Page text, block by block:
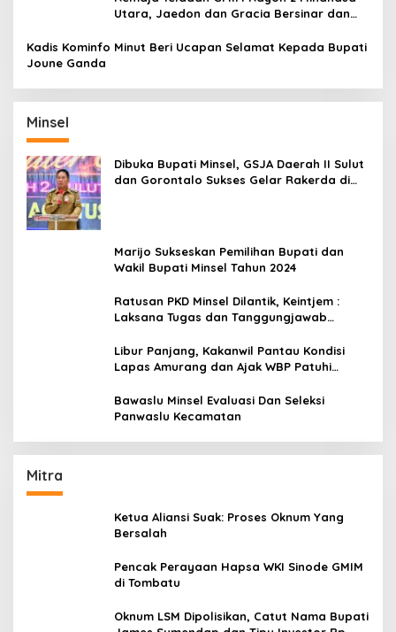
Utara, Jaedon dan Gracia Bersinar dan
Kadis Kominfo Minut Beri Ucapan Selamat Kepada Bupati
Joune Ganda
Minsel
Dibuka Bupati Minsel, GSJA Daerah II Sulut
dan Gorontalo Sukses Gelar Rakerda di
Marijo Sukseskan Pemilihan Bupati dan
Wakil Bupati Minsel Tahun 2024
Ratusan PKD Minsel Dilantik, Keintjem :
Laksana Tugas dan Tanggungjawab
Libur Panjang, Kakanwil Pantau Kondisi
Lapas Amurang dan Ajak WBP Patuhi
Bawaslu Minsel Evaluasi Dan Seleksi
Panwaslu Kecamatan
Mitra
Ketua Aliansi Suak: Proses Oknum Yang
Bersalah
Pencak Perayaan Hapsa WKI Sinode GMIM
di Tombatu
Oknum LSM Dipolisikan, Catut Nama Bupati